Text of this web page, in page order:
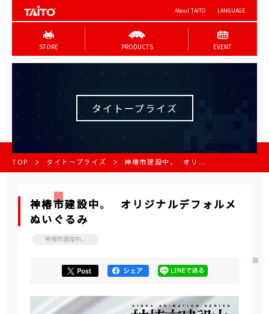
About TAITO LANGUAGE
STORE PRODUCTS EVENT
タイトープライズ
TOP タイトープライズ 神椿市建設中。 オリ...
神椿市建設中。 オリジナルデフォルメ
ぬいぐるみ
神椿市建設中。